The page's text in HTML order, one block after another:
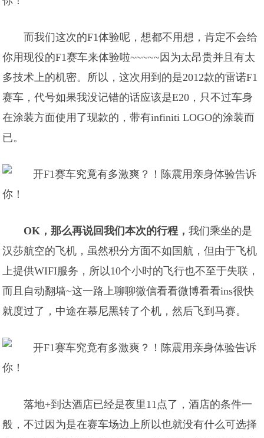
而我们这次的F1体验呢，想都不用想，肯定不会给
你用现役的F1赛车来体验啦~~~~~因为太昂贵并且有太
多技术上的机密。所以，这次用到的是2012款的雷诺F1
赛车，代号如果我没记错的话应该是E20，只不过车身
在涂装方面使用了现款的，带有infiniti LOGO的涂装而
已。
OK，那么再说回我们本次的行程，我们乘坐的是
汉莎航空的飞机，虽然积分方面不如国航，但由于飞机
上提供WIFI服务，所以10个小时的飞行也不至于失联，
而且自动翻墙~这一路上聊聊微信看看微博看看ins很快
就度过了，中途在慕尼黑转了个机，然后飞到马赛。
落地+到达酒店已经是夜里11点了，酒店的条件一
般，不过因为是在赛车场边上所以也就没有什么可选择